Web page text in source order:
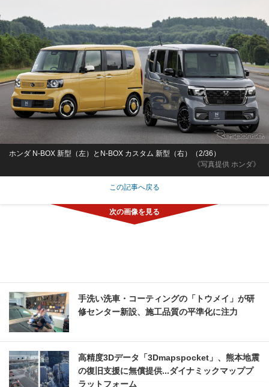
《写真提供 ホンダ》
ホンダ N-BOX 新型（左）とN-BOX カスタム 新型（右）（2/36）
この記事へ戻る
手洗い洗車・コーティングの「トウメイ」が研
修センター新設、施工品質の平準化に注力
高精度3Dデータ「3Dmapspocket」、熊本地震
の復旧支援に無償提供...ダイナミックマッププ
ラットフォーム